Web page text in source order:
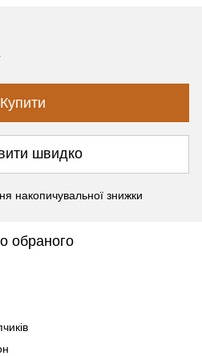
Купити
швидко
накопичувальної знижки
обраного